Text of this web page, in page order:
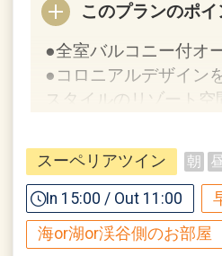
【６０日前までの申込
割引がございます
ご宿泊の６０日前まで
ると
※早期申込期間を過ぎ
数の内訳・客室タイプ
ン・氏名・人員・泊数
があった場合、早期申
このプランのポイ
●全室バルコニー付オ
●コロニアルデザイン
スタイルのリゾート空
【９０日前までの申込
割引がございます
ご宿泊の９０日前まで
ると
１泊につきおひとり様
スーペリアツイン 朝
In 15:00 / Out 11:00
海or湖or渓谷側のお部屋